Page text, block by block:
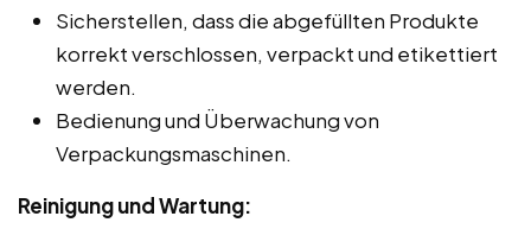
Sicherstellen, dass die abgefüllten Produkte
korrekt verschlossen, verpackt und etikettiert
werden.
Bedienung und Überwachung von
Verpackungsmaschinen.
Reinigung und Wartung: